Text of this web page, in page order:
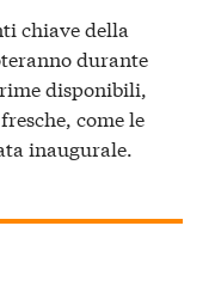
chiave della
durante
disponibili,
come le
inaugurale.